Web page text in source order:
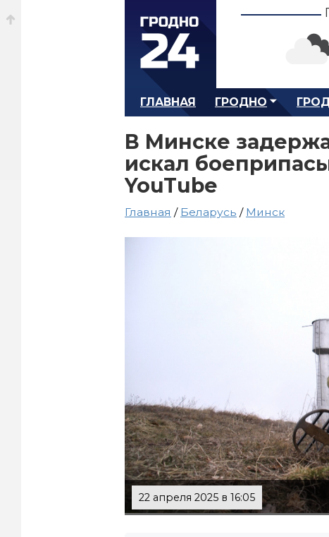
ГЛАВНАЯ ГРОДНО
В Минске
искал
YouTube
Главная / Беларусь / Минск
22 апреля 2025 в 16:05